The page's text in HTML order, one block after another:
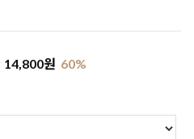
14,800원 60%